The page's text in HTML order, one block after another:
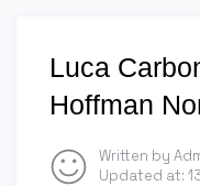
Luca
Hoffman
Written by
Updated at: